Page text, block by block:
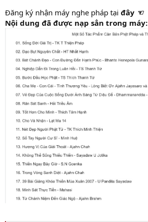
Đăng ký nhận máy nghe pháp tại đây ☜
Nội dung đã được nạp sẳn trong máy: